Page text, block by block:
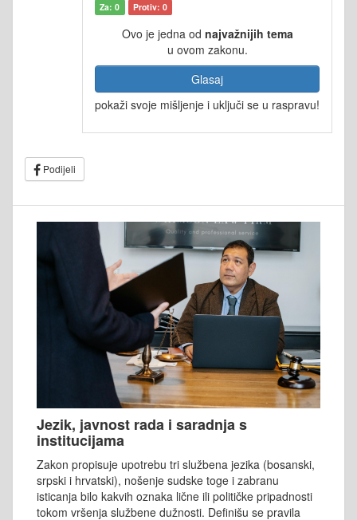
Za: 0 Protiv: 0
Ovo je jedna od najvažnijih tema
u ovom zakonu.
Glasaj
pokaži svoje mišljenje i uključi se u raspravu!
Podijeli
Jezik, javnost rada i saradnja s
institucijama
Zakon propisuje upotrebu tri službena jezika (bosanski,
srpski i hrvatski), nošenje sudske toge i zabranu
isticanja bilo kakvih oznaka lične ili političke pripadnosti
tokom vršenja službene dužnosti. Definišu se pravila